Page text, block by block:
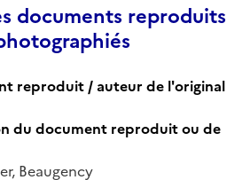
documents reproduits
reproduit / auteur de l'original
du document reproduit ou de
Beaugency